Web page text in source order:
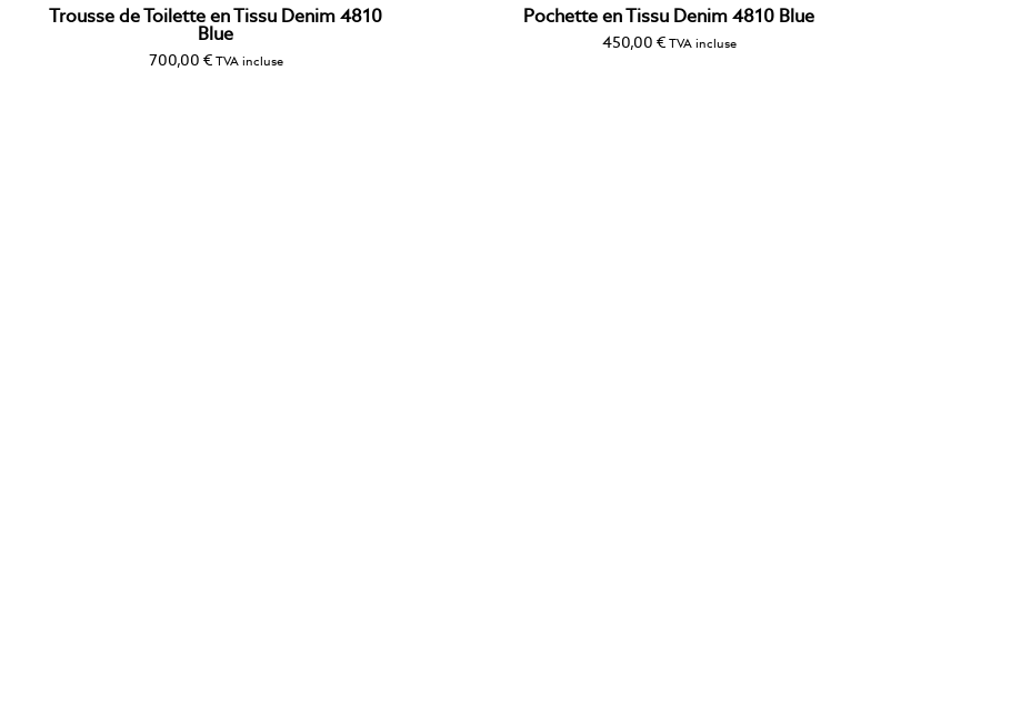
Trousse de Toilette en Tissu Denim 4810
Blue
700,00 € TVA incluse
Pochette en Tissu Denim 4810 Blue
450,00 € TVA incluse